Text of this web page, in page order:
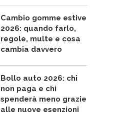
Cambio gomme estive
2026: quando farlo,
regole, multe e cosa
cambia davvero
Bollo auto 2026: chi
non paga e chi
spenderà meno grazie
alle nuove esenzioni